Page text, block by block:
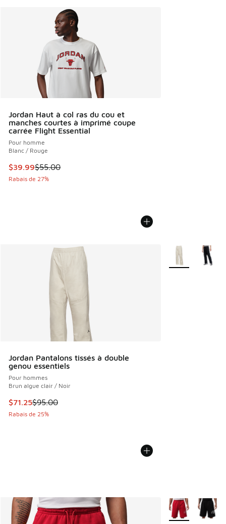
Jordan Haut à col ras du cou et
manches courtes à imprimé coupe
carrée Flight Essential
Pour homme
Blanc / Rouge
Cet article est en solde. Le prix est passé de $55.00 à
$39.99$55.00
Rabais de 27%
Jordan Pantalons tissés à double
genou essentiels
Pour hommes
Brun algue clair / Noir
Cet article est en solde. Le prix est passé de $95.00 à
$71.25$95.00
Rabais de 25%
Plus de couleurs
Plus de couleurs